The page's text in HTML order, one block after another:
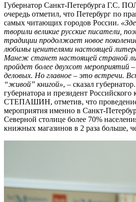
Губернатор Санкт-Петербурга Г.С.
очередь отметил, что Петербург по
самых читающих городов России.
творили великие русские писатели,
традиции продолжает новое
любимы ценителями настоящей
Манеж станет настоящей страной
пройдет более двухсот мероприятий
деловых. Но главное – это встречи.
“живой” книгой», – сказал
губернатора и президент
СТЕПАШИН, отметив, что проведение
мероприятия именно в Санкт-
Северной столице более 70%
книжных магазинов в 2 раза больше,